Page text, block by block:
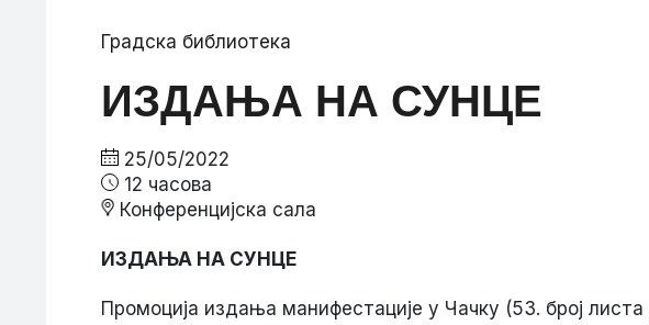
Градска библиотека
ИЗДАЊА НА СУНЦЕ
25/05/2022
12 часова
Конференцијска сала
ИЗДАЊА НА СУНЦЕ
Промоција издања манифестације у Чачку (53. број листа